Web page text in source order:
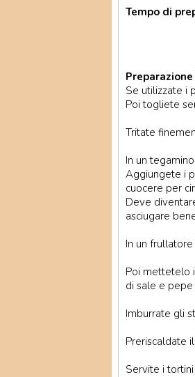
Tempo di
Se utilizzate i
Poi togliete
Tritate
In un
Aggiungete i
cuocere per
Deve
asciugare
In un
Poi mettetelo
di sale e
Imburrate gli
Preriscaldate
Servite i tortini